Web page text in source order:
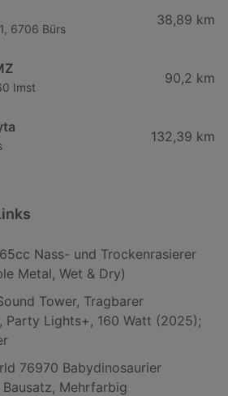
6706 Bürs
38,89 km
Imst
90,2 km
132,39 km
Nass- und Trockenrasierer
Metal, Wet & Dry)
Tower, Tragbarer
Party Lights+, 160 Watt (2025);
76970 Babydinosaurier
Mehrfarbig